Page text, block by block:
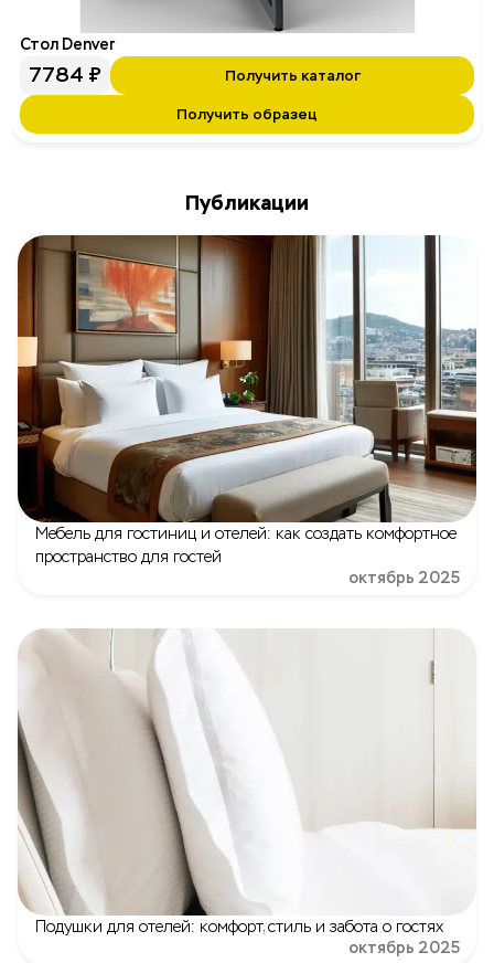
Стол Denver
7784 ₽ Получить каталог
Получить образец
Публикации
Мебель для гостиниц и отелей: как создать комфортное
пространство для гостей
октябрь 2025
Подушки для отелей: комфорт, стиль и забота о гостях
октябрь 2025